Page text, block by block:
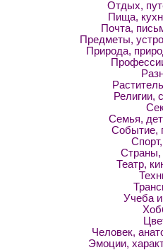
Отдых,
Пища,
Почта,
Предметы,
Природа,
Религии,
Семья,
Событие,
Страны,
Театр,
Учеба
Человек,
Эмоции,